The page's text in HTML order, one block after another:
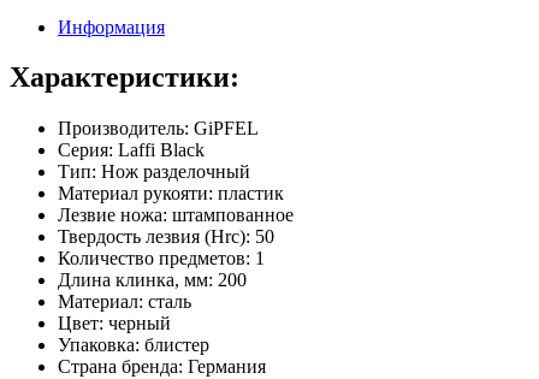
Информация
Характеристики:
Производитель: GiPFEL
Серия: Laffi Black
Тип: Нож разделочный
Материал рукояти: пластик
Лезвие ножа: штампованное
Твердость лезвия (Hrc): 50
Количество предметов: 1
Длина клинка, мм: 200
Материал: сталь
Цвет: черный
Упаковка: блистер
Страна бренда: Германия